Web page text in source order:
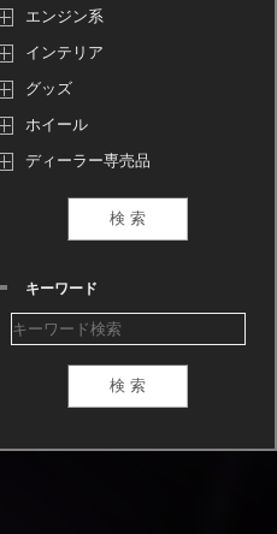
エンジン系
インテリア
グッズ
ホイール
ディーラー専売品
キーワード